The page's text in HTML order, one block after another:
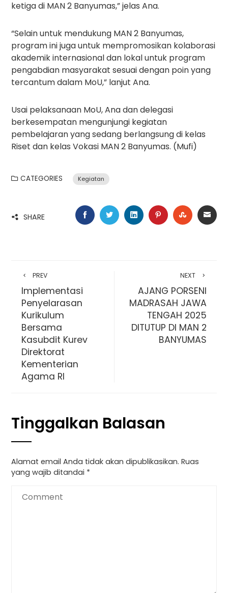
ketiga di MAN 2 Banyumas,” jelas Ana.
“Selain untuk mendukung MAN 2 Banyumas,
program ini juga untuk mempromosikan kolaborasi
akademik internasional dan lokal untuk program
pengabdian masyarakat sesuai dengan poin yang
tercantum dalam MoU,” lanjut Ana.
Usai pelaksanaan MoU, Ana dan delegasi
berkesempatan mengunjungi kegiatan
pembelajaran yang sedang berlangsung di kelas
Riset dan kelas Vokasi MAN 2 Banyumas. (Mufi)
CATEGORIES Kegiatan
SHARE FACEBOOK
TWITTERLINKEDINPINTEREST
PREV
Implementasi
Penyelarasan
Kurikulum
Bersama
Kasubdit Kurev
Direktorat
Kementerian
Agama RI
NEXT
AJANG PORSENI
MADRASAH JAWA
TENGAH 2025
DITUTUP DI MAN 2
BANYUMAS
Tinggalkan Balasan
Alamat email Anda tidak akan dipublikasikan. Ruas
yang wajib ditandai *